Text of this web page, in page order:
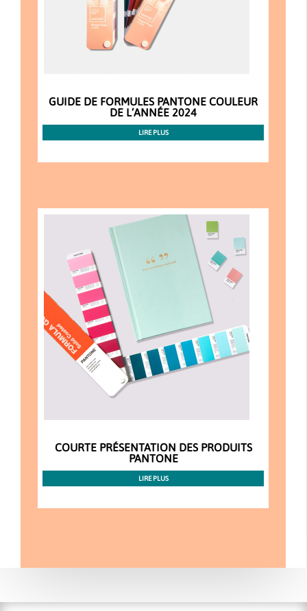
GUIDE DE FORMULES PANTONE COULEUR
DE L’ANNÉE 2024
LIRE PLUS
COURTE PRÉSENTATION DES PRODUITS
PANTONE
LIRE PLUS